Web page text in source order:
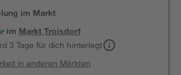
im Markt
im MarktTroisdorf
3 Tage für dich hinterlegt
in anderen Märkten